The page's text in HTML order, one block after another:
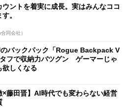
ウントを着実に成長。実はみんなココ
。
同会社）
バックパック「Rogue Backpack V
フで収納力バツグン ゲーマーじゃ
欲しくなる
×藤田晋】AI時代でも変わらない経営